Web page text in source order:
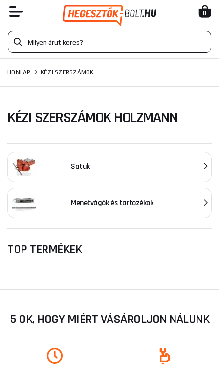
0
HONLAP KÉZI SZERSZÁMOK
KÉZI SZERSZÁMOK HOLZMANN
Satuk
Menetvágók és tartozékok
TOP TERMÉKEK
5 OK, HOGY MIÉRT VÁSÁROLJON NÁLUNK